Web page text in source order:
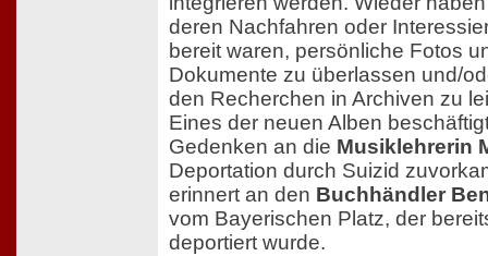
deren Nachfahren oder
bereit waren, persönliche Fotos
Dokumente zu überlassen und/
den Recherchen in Archiven zu
Eines der neuen Alben
Gedenken an die Musiklehrerin
Deportation durch Suizid
erinnert an den Buchhändler
vom Bayerischen Platz, der
deportiert wurde.